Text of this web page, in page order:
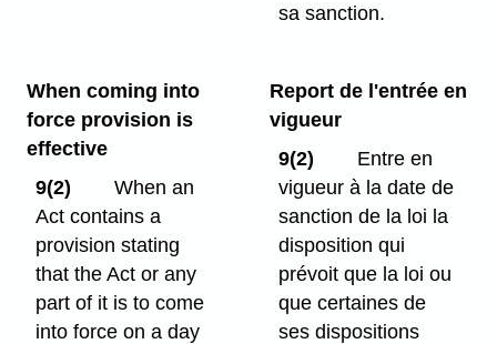
sa sanction.
When coming into
force provision is
effective
9(2)
When an
Act contains a
provision stating
that the Act or any
part of it is to come
into force on a day
Report de l'entrée en
vigueur
9(2)
Entre en
vigueur à la date de
sanction de la loi la
disposition qui
prévoit que la loi ou
que certaines de
ses dispositions